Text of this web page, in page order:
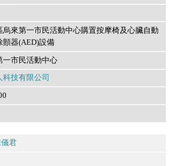
烏來第一市民活動中心購置按摩椅及心臟自動
顫器(AED)設備
一市民活動中心
科技有限公司
儀君